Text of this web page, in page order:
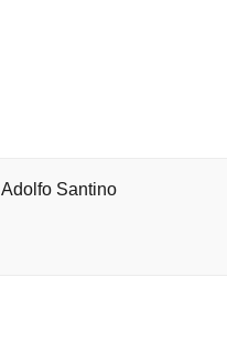
Adolfo Santino